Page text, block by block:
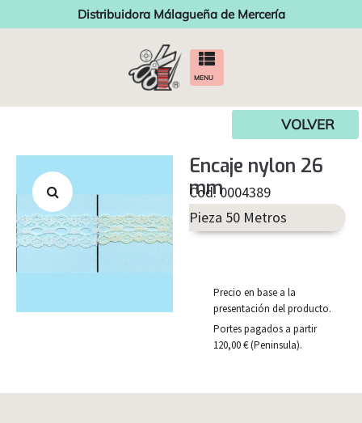
Distribuidora Málagueña de Mercería
MENU
VOLVER
Encaje nylon 26
mm
Cod. 0004389
Pieza 50 Metros
Precio en base a la
presentación del producto.
Portes pagados a partir
120,00 € (Peninsula).